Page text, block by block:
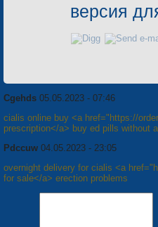
версия
Cgehds 05.05.2023 - 07:46
cialis online buy <a href="https://
prescription</a> buy ed pills without
Pdccuw 04.05.2023 - 23:05
overnight delivery for cialis <a
for sale</a> erection problems